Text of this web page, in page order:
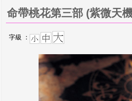
命帶桃花第三部 (紫微天
字級 ：